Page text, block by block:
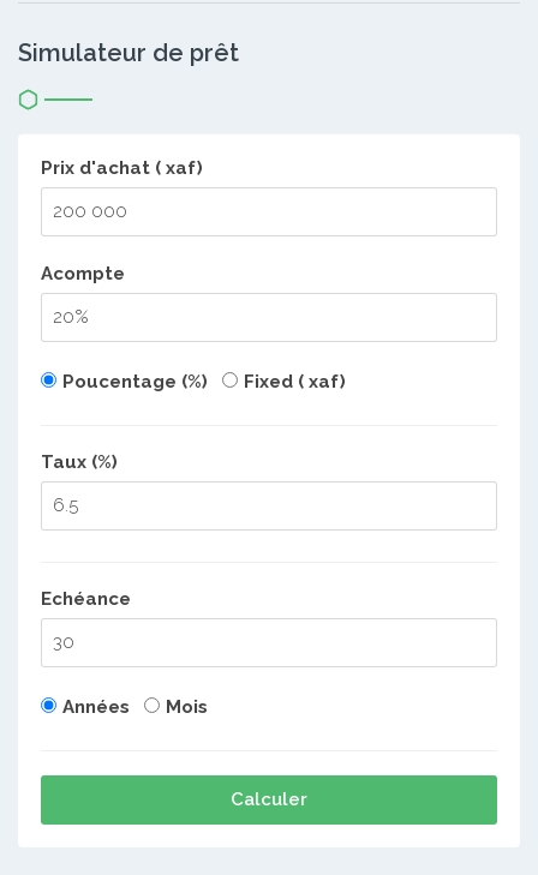
Simulateur de prêt
Prix d'achat ( xaf)
Acompte
Poucentage (%) Fixed ( xaf)
Taux (%)
Echéance
Années Mois
Calculer